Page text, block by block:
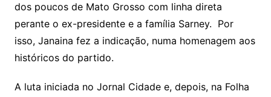
dos poucos de Mato Grosso com linha direta
perante o ex-presidente e a família Sarney. Por
isso, Janaina fez a indicação, numa homenagem aos
históricos do partido.
A luta iniciada no Jornal Cidade e, depois, na Folha